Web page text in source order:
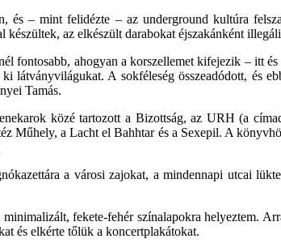
– mint felidézte – az underground kultúra
az elkészült darabokat éjszakánként
fontosabb, ahogyan a korszellemet kifejezik – itt
látványvilágukat. A sokféleség összeadódott, és
Tamás.
közé tartozott a Bizottság, az URH (a
a Lacht el Bahhtar és a Sexepil. A
a városi zajokat, a mindennapi utcai
fekete-fehér színalapokra helyeztem.
és elkérte tőlük a koncertplakátokat.